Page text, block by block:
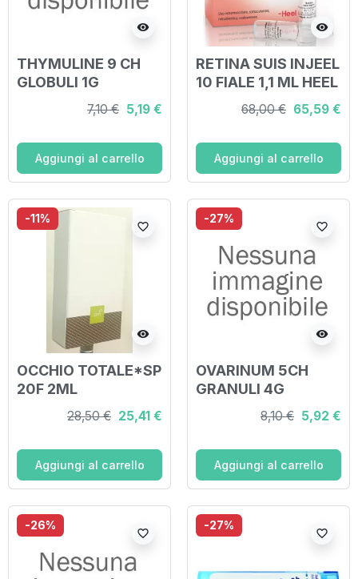
visibility
THYMULINE 9 CH
GLOBULI 1G
7,10 € 5,19 €
Aggiungi al carrello
visibility
RETINA SUIS INJEEL
10 FIALE 1,1 ML HEEL
68,00 € 65,59 €
Aggiungi al carrello
-11%
visibility
favorite_border
OCCHIO TOTALE*SP
20F 2ML
28,50 € 25,41 €
Aggiungi al carrello
-27%
visibility
favorite_border
OVARINUM 5CH
GRANULI 4G
8,10 € 5,92 €
Aggiungi al carrello
-26%
favorite_border
-27%
favorite_border